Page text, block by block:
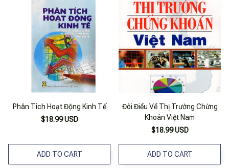
Phân Tích Hoạt Động Kinh Tế
$18.99 USD
ADD TO CART
Đôi Điều Về Thị Trường Chứng
Khoán Việt Nam
$18.99 USD
ADD TO CART